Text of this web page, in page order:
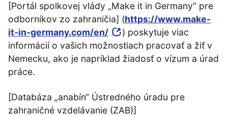
[Portál spolkovej vlády „Make it in Germany“ pre
odborníkov zo zahraničia] (https://www.make-
it-in-germany.com/en/
) poskytuje viac
informácií o vašich možnostiach pracovať a žiť v
Nemecku, ako je napríklad žiadosť o vízum a úrad
práce.
[Databáza „anabín“ Ústredného úradu pre
zahraničné vzdelávanie (ZAB)]